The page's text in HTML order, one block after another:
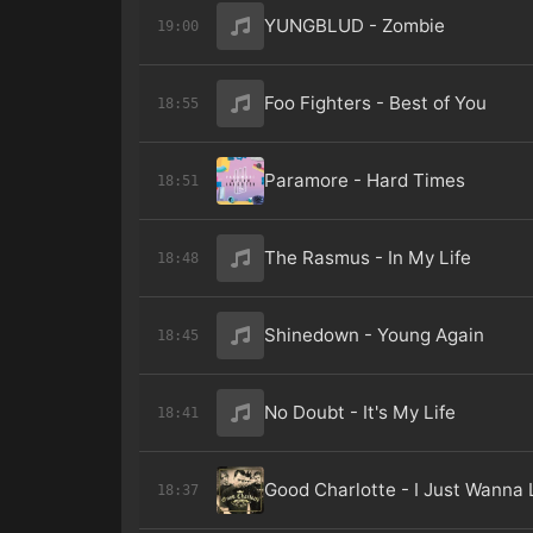
19:00 YUNGBLUD - Zombie
18:55 Foo Fighters - Best of You
18:51 Paramore - Hard Times
18:48 The Rasmus - In My Life
18:45 Shinedown - Young Again
18:41 No Doubt - It's My Life
18:37 Good Charlotte - I Just Wanna